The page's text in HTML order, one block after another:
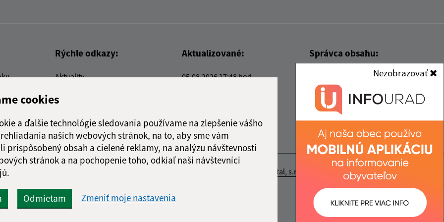
cookies
a ďalšie technológie sledovania používame na zlepšenie vášho
našich webových stránok, na to, aby sme vám
prispôsobený obsah a cielené reklamy, na analýzu návštevnosti
stránok a na pochopenie toho, odkiaľ naši návštevníci
Odmietam Zmeniť moje nastavenia
Nezobrazovať
Rýchle odkazy:
Aktuality
E-služby
Triedenie odpadu
Aktualizované:
05.08.2026 17:48 hod.
Správca obsahu:
Správca obsahu je Obec Kysak.
Vytvorené v súlade s
dizajn manuálom elektronických
služieb.
spoločnosť webex.digital, s.r.o.
Technický prevádzkovateľ: